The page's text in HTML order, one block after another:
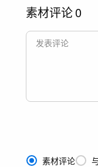
素材评论0
素材评论